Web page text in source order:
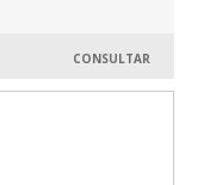
CONSULTAR